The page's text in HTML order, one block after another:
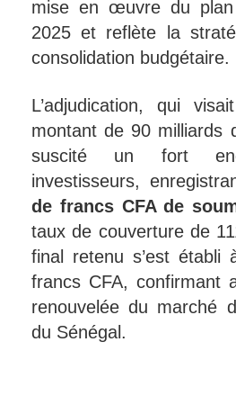
mise en œuvre du plan
2025 et reflète la
consolidation budgétaire.
L’adjudication, qui
montant de 90 milliards
suscité un fort
investisseurs,
de francs CFA de
taux de couverture de
final retenu s’est établi
francs CFA, confirmant
renouvelée du marché
du Sénégal.